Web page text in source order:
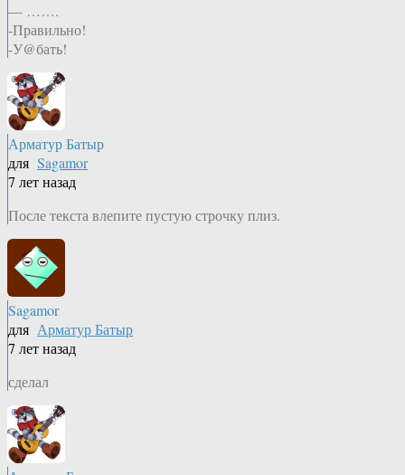
— …….
-Правильно!
-У@бать!
Арматур Батыр
для Sagamor
7 лет назад
После текста влепите пустую строчку плиз.
Sagamor
для Арматур Батыр
7 лет назад
сделал